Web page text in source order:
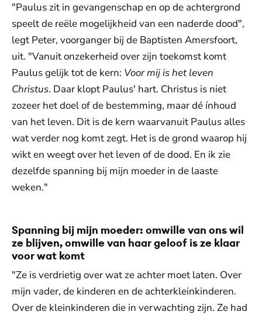
"Paulus zit in gevangenschap en op de achtergrond
speelt de reële mogelijkheid van een naderde dood",
legt Peter, voorganger bij de Baptisten Amersfoort,
uit. "Vanuit onzekerheid over zijn toekomst komt
Paulus gelijk tot de kern: Voor mij is het leven
Christus. Daar klopt Paulus' hart. Christus is niet
zozeer het doel of de bestemming, maar dé ínhoud
van het leven. Dit is de kern waarvanuit Paulus alles
wat verder nog komt zegt. Het is de grond waarop hij
wikt en weegt over het leven of de dood. En ik zie
dezelfde spanning bij mijn moeder in de laaste
weken."
Spanning bij mijn moeder: omwille van ons wil
ze blijven, omwille van haar geloof is ze klaar
voor wat komt
"Ze is verdrietig over wat ze achter moet laten. Over
mijn vader, de kinderen en de achterkleinkinderen.
Over de kleinkinderen die in verwachting zijn. Ze had